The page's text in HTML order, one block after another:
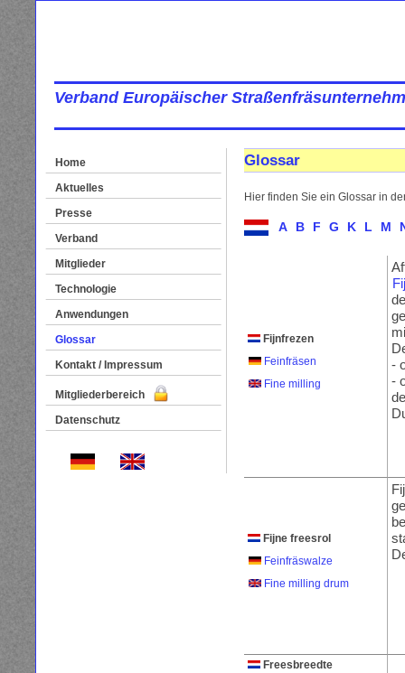
Verband Europäischer
Home
Aktuelles
Presse
Verband
Mitglieder
Technologie
Anwendungen
Glossar
Kontakt / Impressum
Mitgliederbereich
Datenschutz
Glossar
Hier finden Sie ein Glossar in
A B F G K L M
Fijnfrezen
Feinfräsen
Fine milling
-
-
Fijne freesrol
Feinfräswalze
Fine milling drum
Freesbreedte